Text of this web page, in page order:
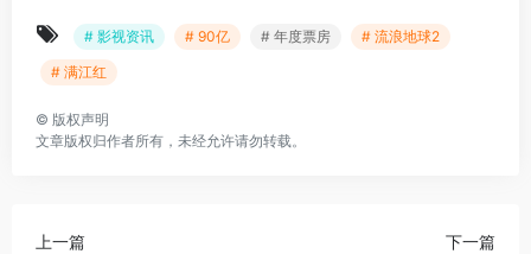
# 影视资讯 # 90亿 # 年度票房
# 流浪地球2
# 满江红
© 版权声明
文章版权归作者所有，未经允许请勿转载。
上一篇 下一篇